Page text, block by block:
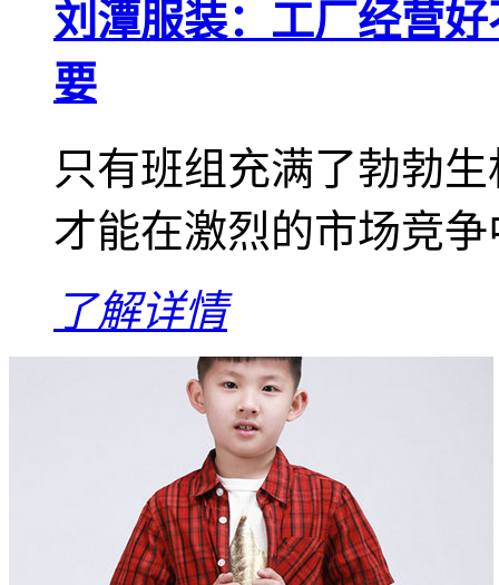
刘潭服装：工厂经营
要
只有班组充满了勃勃
才能在激烈的市场竞
了解详情